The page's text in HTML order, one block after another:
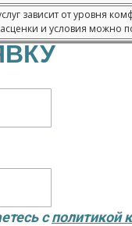
зависит от уровня
и условия можно
сполитикой